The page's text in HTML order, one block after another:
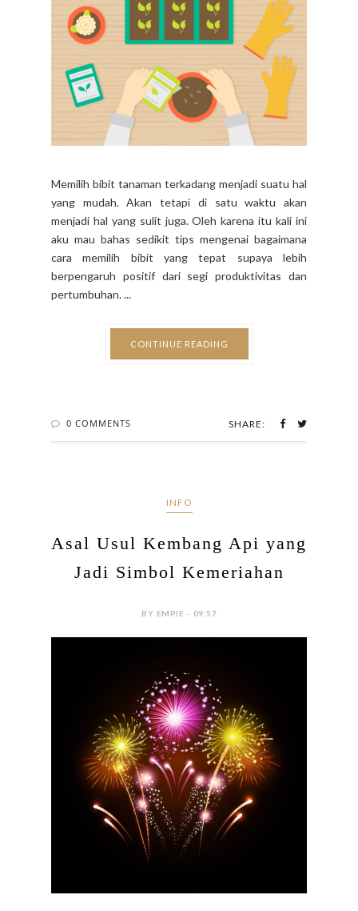
Memilih bibit tanaman terkadang menjadi suatu hal
yang mudah. Akan tetapi di satu waktu akan
menjadi hal yang sulit juga. Oleh karena itu kali ini
aku mau bahas sedikit tips mengenai bagaimana
cara memilih bibit yang tepat supaya lebih
berpengaruh positif dari segi produktivitas dan
pertumbuhan. ...
CONTINUE READING
0 COMMENTS SHARE:
INFO
Asal Usul Kembang Api yang
Jadi Simbol Kemeriahan
BY EMPIE - 09:57